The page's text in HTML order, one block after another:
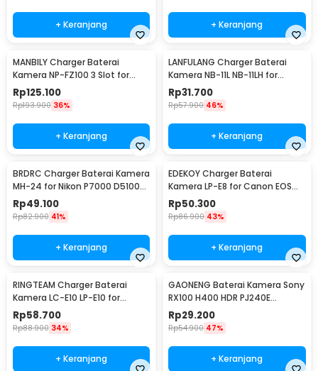
+ Keranjang + Keranjang
MANBILY Charger Baterai
Kamera NP-FZ100 3 Slot for
Sony ILCE-9 A7M3 - TT-NP-
FZ100
Rp125.100
Rp193.900 36%
+ Keranjang
LANFULANG Charger Baterai
Kamera NB-11L NB-11LH for
Canon IXUS IXY - LF1
Rp31.700
Rp57.900 46%
+ Keranjang
BRDRC Charger Baterai Kamera
MH-24 for Nikon P7000 D5100
D5200 D5300 - BR100
Rp49.100
Rp82.900 41%
+ Keranjang
EDEKOY Charger Baterai
Kamera LP-E8 for Canon EOS
550D 600D 650D 700D - LC-
E8C
Rp50.300
Rp86.900 43%
+ Keranjang
RINGTEAM Charger Baterai
Kamera LC-E10 LP-E10 for
Canon EOS 1100D X50 - LC-E10
Rp58.700
Rp88.900 34%
+ Keranjang
GAONENG Baterai Kamera Sony
RX100 H400 HDR PJ240E
1350mAh - NP-BX1
Rp29.200
Rp54.900 47%
+ Keranjang